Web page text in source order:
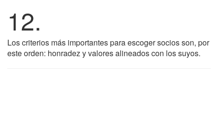
12.
Los criterios más importantes para escoger socios son, por
este orden: honradez y valores alineados con los suyos.